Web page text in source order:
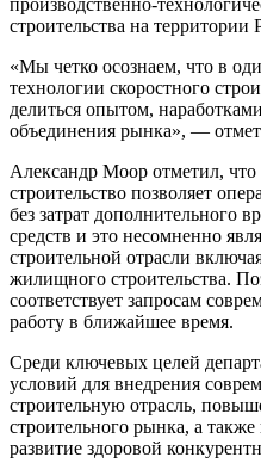
производственно-
строительства на территории
«Мы четко осознаем, что в
технологии скоростного
делиться опытом,
объединения рынка», —
Александр Моор отметил, что
строительство позволяет
без затрат дополнительного
средств и это несомненно
строительной отрасли
жилищного строительства.
соответствует запросам
работу в ближайшее время.
Среди ключевых целей
условий для внедрения
строительную отрасль,
строительного рынка, а
развитие здоровой